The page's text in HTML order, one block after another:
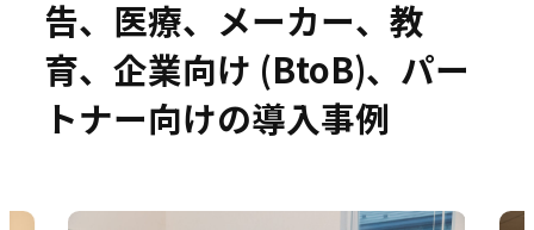
お役立ち情報
告、医療、メーカー、教
育、企業向け (BtoB)、パー
トナー向けの導入事例